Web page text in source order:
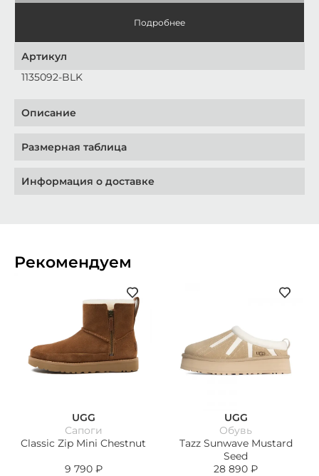
Подробнее
Артикул
1135092-BLK
Описание
Размерная таблица
Информация о доставке
Рекомендуем
UGG
Сапоги
Classic Zip Mini Chestnut
9 790 ₽
UGG
Обувь
Tazz Sunwave Mustard
Seed
28 890 ₽